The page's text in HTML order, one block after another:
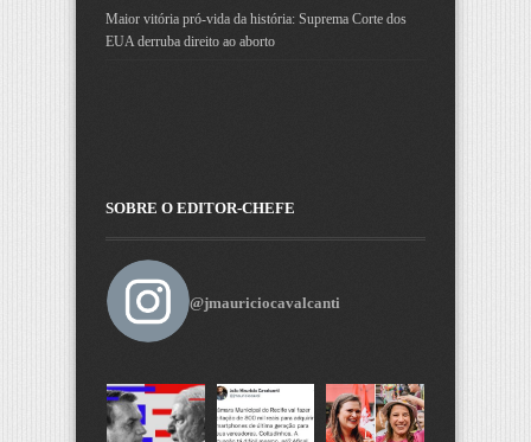
Maior vitória pró-vida da história: Suprema Corte dos
EUA derruba direito ao aborto
SOBRE O EDITOR-CHEFE
@jmauriciocavalcanti